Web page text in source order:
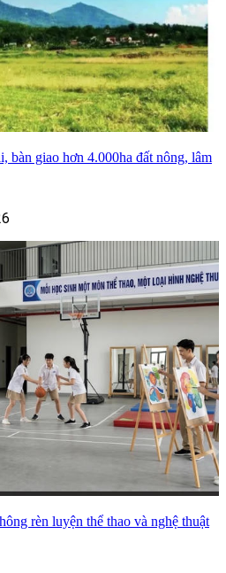
bàn giao hơn 4.000ha đất nông, lâm
rèn luyện thể thao và nghệ thuật